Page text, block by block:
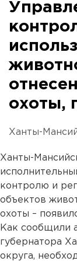
охоты,
Ханты-
Ханты-
контролю и
объектов
охоты –
Как сообщили
губернатора
округа,